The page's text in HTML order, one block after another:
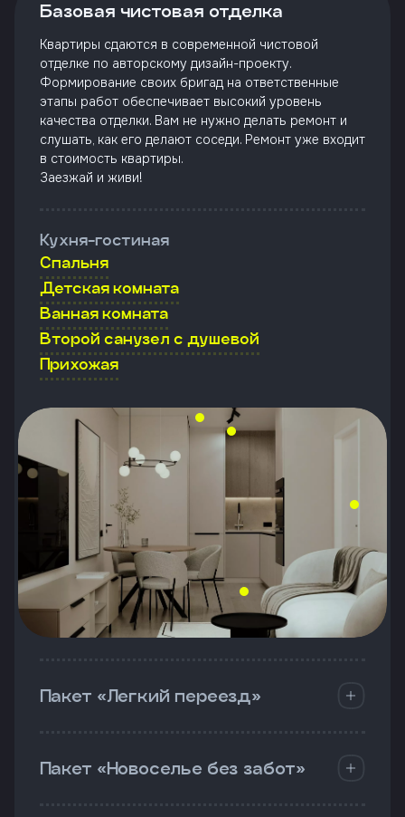
Базовая чистовая отделка
Квартиры сдаются в современной чистовой
отделке по авторскому дизайн-проекту.
Формирование своих бригад на ответственные
этапы работ обеспечивает высокий уровень
качества отделки. Вам не нужно делать ремонт и
слушать, как его делают соседи. Ремонт уже входит
в стоимость квартиры.
Заезжай и живи!
Кухня-гостиная
Спальня
Детская комната
Ванная комната
Второй санузел с душевой
Прихожая
Пакет «Легкий переезд»
Пакет «Новоселье без забот»